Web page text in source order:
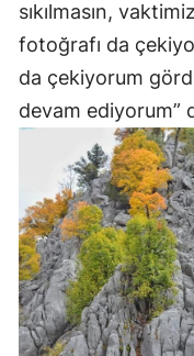
sıkılmasın,
fotoğrafı da
da çekiyorum
devam ediyorum”